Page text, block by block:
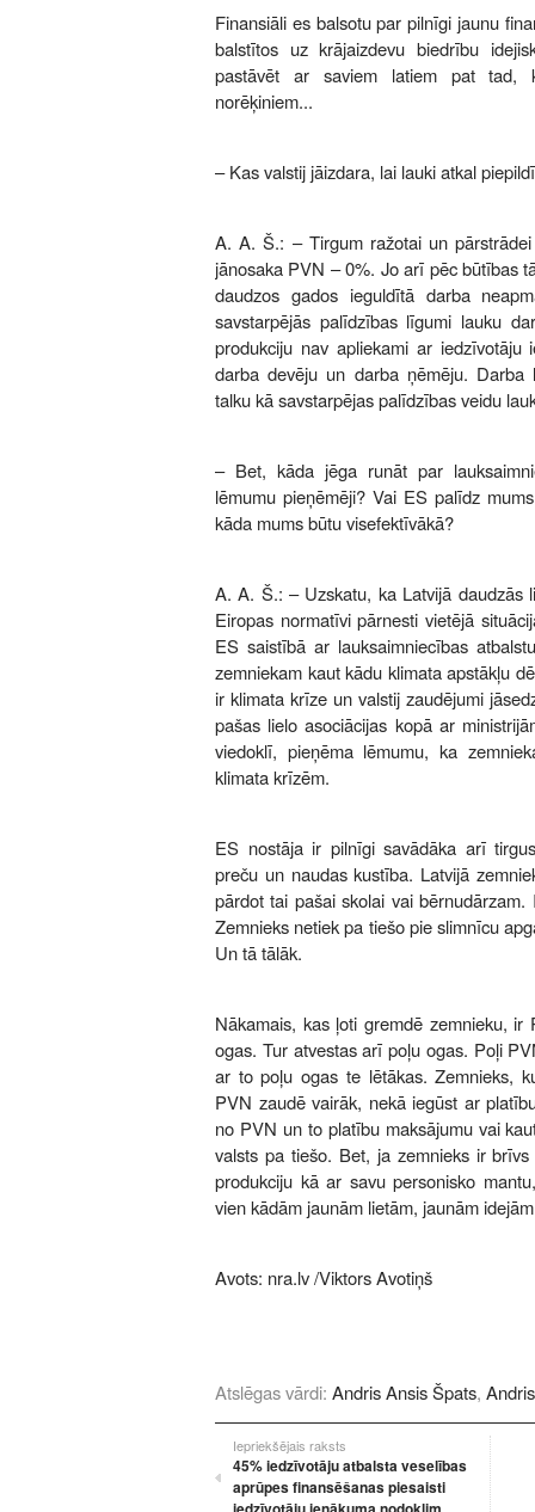
Finansiāli es balsotu par pilnīgi jaunu
balstītos uz krājaizdevu biedrību
pastāvēt ar saviem latiem pat tad,
norēķiniem...
– Kas valstij jāizdara, lai lauki atkal
A. A. Š.: – Tirgum ražotai un
jānosaka PVN – 0%. Jo arī pēc būtības
daudzos gados ieguldītā darba
savstarpējās palīdzības līgumi lauku
produkciju nav apliekami ar iedzīvotāju
darba devēju un darba ņēmēju. Darba
talku kā savstarpējas palīdzības veidu
– Bet, kāda jēga runāt par
lēmumu pieņēmēji? Vai ES palīdz
kāda mums būtu visefektīvākā?
A. A. Š.: – Uzskatu, ka Latvijā daudzās
Eiropas normatīvi pārnesti vietējā
ES saistībā ar lauksaimniecības
zemniekam kaut kādu klimata apstākļu
ir klimata krīze un valstij zaudējumi
pašas lielo asociācijas kopā ar
viedoklī, pieņēma lēmumu, ka
klimata krīzēm.
ES nostāja ir pilnīgi savādāka arī
preču un naudas kustība. Latvijā
pārdot tai pašai skolai vai
Zemnieks netiek pa tiešo pie slimnīcu
Un tā tālāk.
Nākamais, kas ļoti gremdē zemnieku,
ogas. Tur atvestas arī poļu ogas. Poļi
ar to poļu ogas te lētākas. Zemnieks,
PVN zaudē vairāk, nekā iegūst ar
no PVN un to platību maksājumu vai
valsts pa tiešo. Bet, ja zemnieks ir
produkciju kā ar savu personisko
vien kādām jaunām lietām, jaunām
Avots: nra.lv/Viktors Avotiņš
Atslēgas vārdi: Andris Ansis Špats,
Iepriekšējais raksts
45% iedzīvotāju atbalsta veselības
aprūpes finansēšanas piesaisti